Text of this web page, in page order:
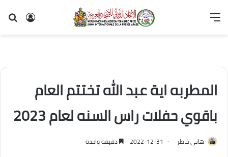
تسجيل
القائمة
المطربه اية عبد الله تختتم العام
باقوي حفلات راس السنه لعام 2023
هانى خاطر 2022-12-31 دقيقة واحدة